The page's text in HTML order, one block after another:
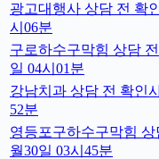
광고대행사 상담 전 확
시06분
구로하수구막힘 상담
일 04시01분
강남치과 상담 전 확인
52분
영등포구하수구막힘 상
월30일 03시45분